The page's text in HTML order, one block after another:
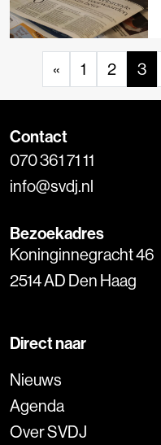
« 1 2 3
Contact
070 361 71 11
info@svdj.nl
Bezoekadres
Koninginnegracht 46
2514 AD Den Haag
Direct naar
Nieuws
Agenda
Over SVDJ